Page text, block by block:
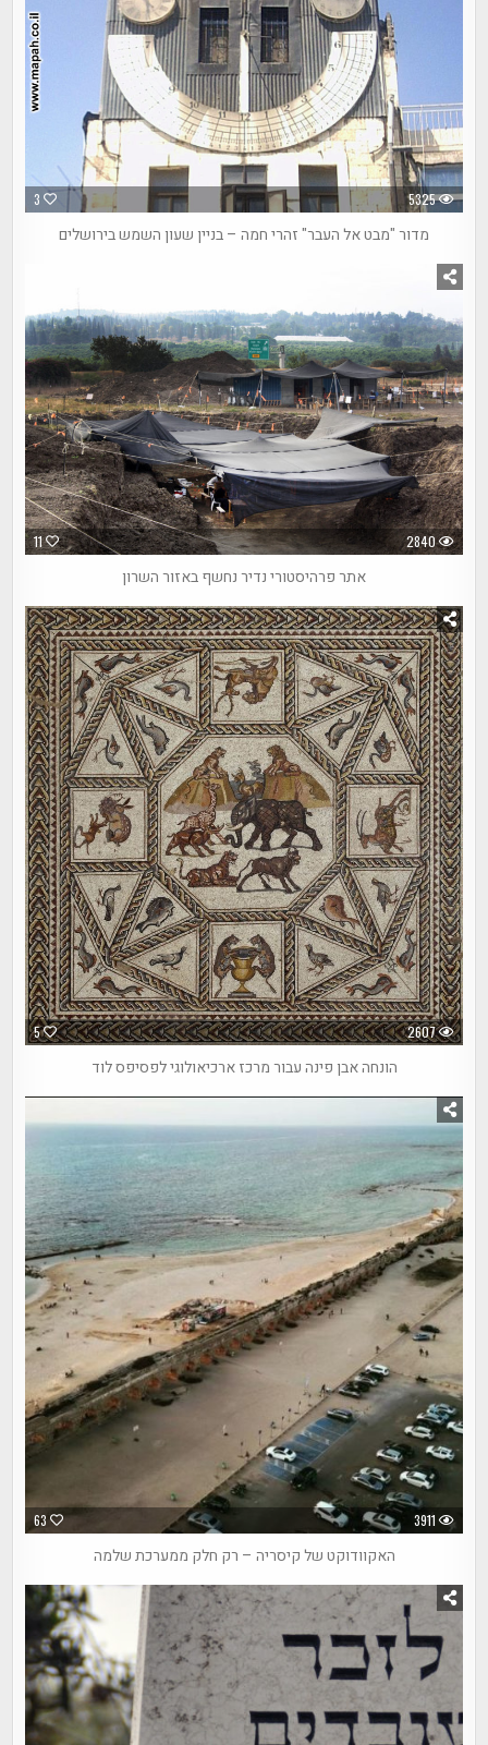
3 5325
מדור "מבט אל העבר" זהרי חמה – בניין שעון השמש בירושלים
11 2840
אתר פרהיסטורי נדיר נחשף באזור השרון
5 2607
הונחה אבן פינה עבור מרכז ארכיאולוגי לפסיפס לוד
63 3911
האקוודוקט של קיסריה – רק חלק ממערכת שלמה